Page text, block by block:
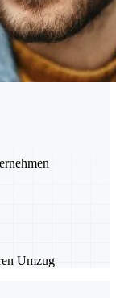
Umzug